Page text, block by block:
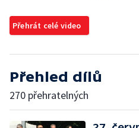
Přehrát celé video
Přehled dílů
270 přehratelných